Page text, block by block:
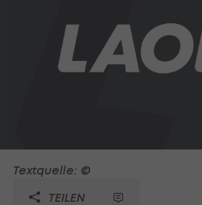
Textquelle: ©
TEILEN